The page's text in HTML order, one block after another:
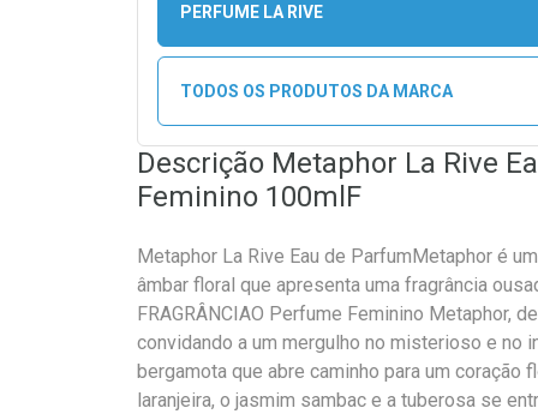
PERFUME LA RIVE
TODOS OS PRODUTOS DA MARCA
Descrição Metaphor La Rive
Feminino 100mlF
Metaphor La Rive Eau de ParfumMetaphor é
âmbar floral que apresenta uma fragrância
FRAGRÂNCIAO Perfume Feminino Metaphor,
convidando a um mergulho no misterioso e no
bergamota que abre caminho para um coração
laranjeira, o jasmim sambac e a tuberosa se